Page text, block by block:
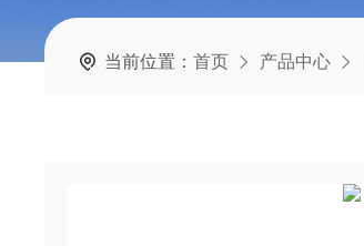
当前位置：首页 产品中心